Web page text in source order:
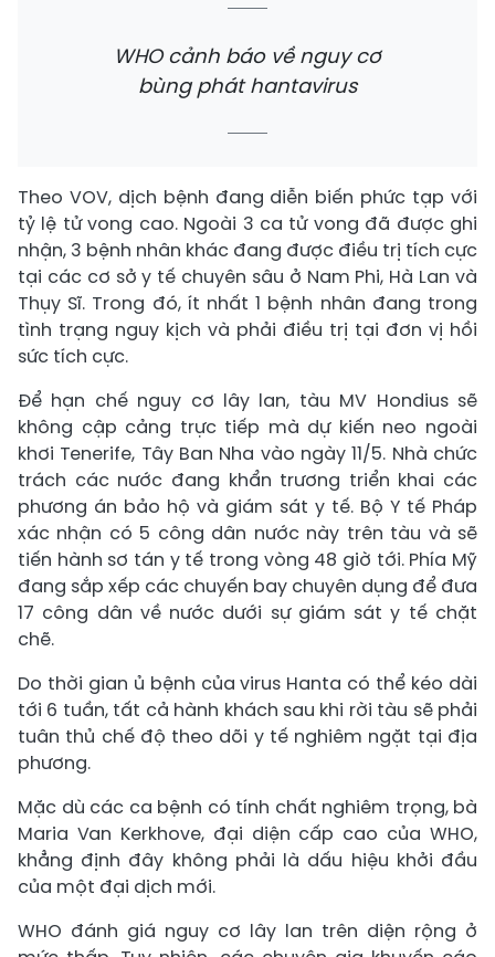
WHO cảnh báo về nguy cơ
bùng phát hantavirus
Theo VOV, dịch bệnh đang diễn biến phức tạp với
tỷ lệ tử vong cao. Ngoài 3 ca tử vong đã được ghi
nhận, 3 bệnh nhân khác đang được điều trị tích cực
tại các cơ sở y tế chuyên sâu ở Nam Phi, Hà Lan và
Thụy Sĩ. Trong đó, ít nhất 1 bệnh nhân đang trong
tình trạng nguy kịch và phải điều trị tại đơn vị hồi
sức tích cực.
Để hạn chế nguy cơ lây lan, tàu MV Hondius sẽ
không cập cảng trực tiếp mà dự kiến neo ngoài
khơi Tenerife, Tây Ban Nha vào ngày 11/5. Nhà chức
trách các nước đang khẩn trương triển khai các
phương án bảo hộ và giám sát y tế. Bộ Y tế Pháp
xác nhận có 5 công dân nước này trên tàu và sẽ
tiến hành sơ tán y tế trong vòng 48 giờ tới. Phía Mỹ
đang sắp xếp các chuyến bay chuyên dụng để đưa
17 công dân về nước dưới sự giám sát y tế chặt
chẽ.
Do thời gian ủ bệnh của virus Hanta có thể kéo dài
tới 6 tuần, tất cả hành khách sau khi rời tàu sẽ phải
tuân thủ chế độ theo dõi y tế nghiêm ngặt tại địa
phương.
Mặc dù các ca bệnh có tính chất nghiêm trọng, bà
Maria Van Kerkhove, đại diện cấp cao của WHO,
khẳng định đây không phải là dấu hiệu khởi đầu
của một đại dịch mới.
WHO đánh giá nguy cơ lây lan trên diện rộng ở